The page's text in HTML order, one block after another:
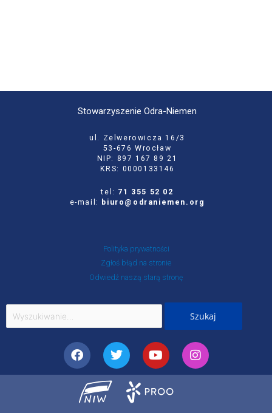
Stowarzyszenie Odra-Niemen
ul. Zelwerowicza 16/3
53-676 Wrocław
NIP: 897 167 89 21
KRS: 0000133146
tel: 71 355 52 02
e-mail:
biuro@odraniemen.org
Polityka prywatności
Zgłoś błąd na stronie
Odwiedź naszą starą stronę
Szukaj
dla:
FacebookTwitterYoutubeInstagram